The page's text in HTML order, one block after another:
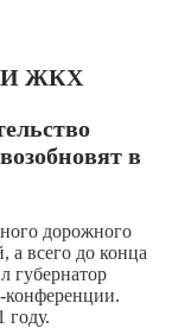
И ЖКХ
в
дорожного
а всего до конца
губернатор
конференции.
году.